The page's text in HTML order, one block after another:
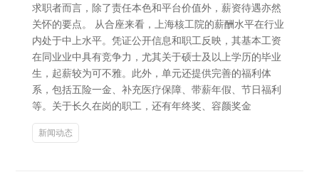
求职者而言，除了责任本色和平台价值外，薪资待遇亦然
关怀的要点。 从合座来看，上海核工院的薪酬水平在行业
内处于中上水平。凭证公开信息和职工反映，其基本工资
在同业业中具有竞争力，尤其关于硕士及以上学历的毕业
生，起薪较为可不雅。此外，单元还提供完善的福利体
系，包括五险一金、补充医疗保障、带薪年假、节日福利
等。关于长久在岗的职工，还有年终奖、容颜奖金
新闻动态